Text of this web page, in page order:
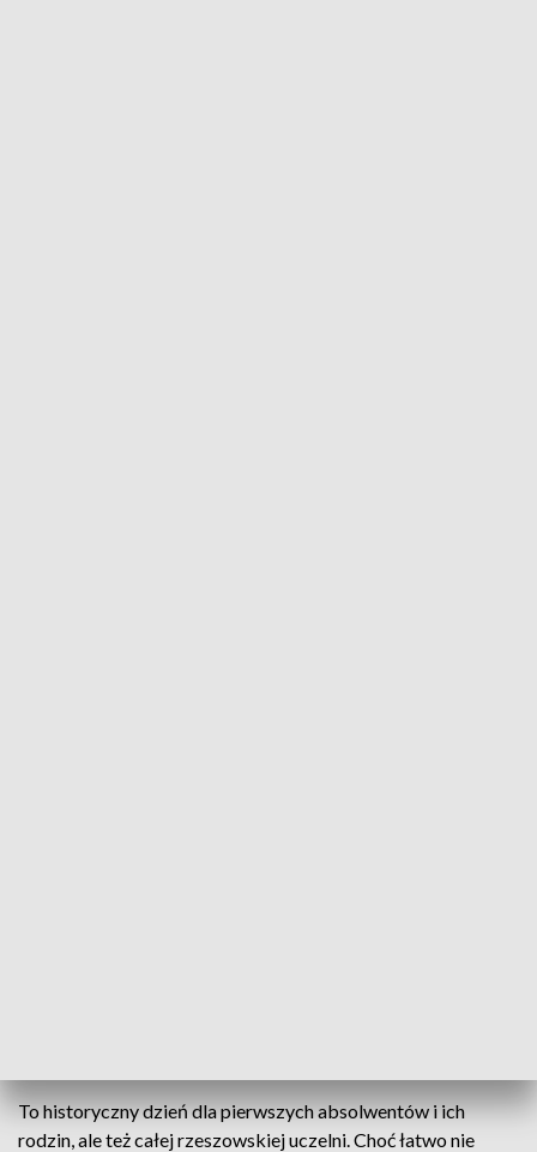
To historyczny dzień dla pierwszych absolwentów i ich
rodzin, ale też całej rzeszowskiej uczelni. Choć łatwo nie